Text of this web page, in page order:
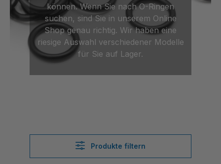
können. Wenn Sie nach O-Ringen
suchen, sind Sie in unserem Online
Shop genau richtig. Wir haben eine
riesige Auswahl verschiedener Modelle
für Sie auf Lager.
Produkte filtern